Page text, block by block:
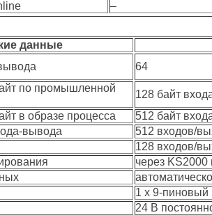
–
данные
64
по промышленной
128 байт
в образе процесса
512 байт
вывода
512 входов/
128 входов/
через
1 x 9-пиновый
24 В